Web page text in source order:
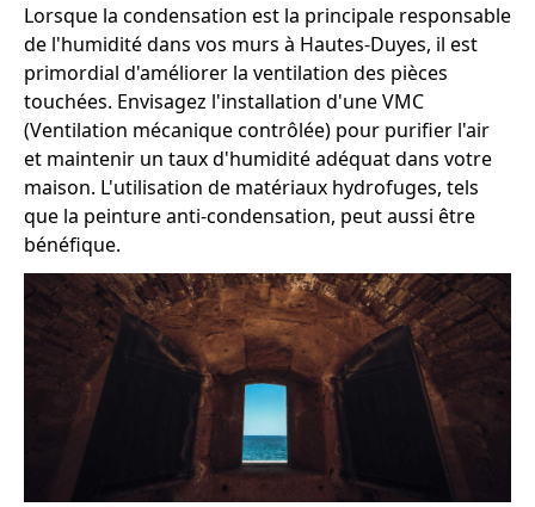
Lorsque la condensation est la principale responsable
de l'humidité dans vos murs à Hautes-Duyes, il est
primordial d'améliorer la ventilation des pièces
touchées. Envisagez l'installation d'une VMC
(Ventilation mécanique contrôlée) pour purifier l'air
et maintenir un taux d'humidité adéquat dans votre
maison. L'utilisation de matériaux hydrofuges, tels
que la peinture anti-condensation, peut aussi être
bénéfique.